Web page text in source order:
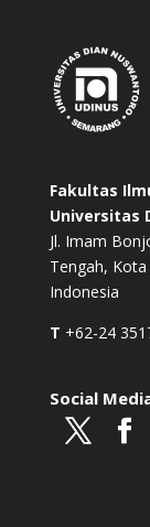
Fakultas
Universitas
Jl. Imam
Tengah,
Indonesia
T +62-24
Social